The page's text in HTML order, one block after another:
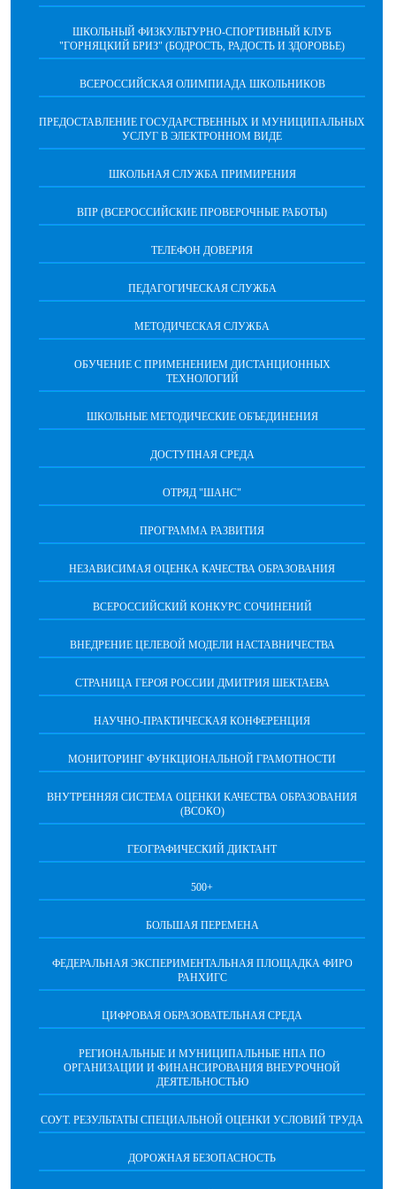
ШКОЛЬНЫЙ ФИЗКУЛЬТУРНО-СПОРТИВНЫЙ КЛУБ
"ГОРНЯЦКИЙ БРИЗ" (БОДРОСТЬ, РАДОСТЬ И ЗДОРОВЬЕ)
ВСЕРОССИЙСКАЯ ОЛИМПИАДА ШКОЛЬНИКОВ
ПРЕДОСТАВЛЕНИЕ ГОСУДАРСТВЕННЫХ И МУНИЦИПАЛЬНЫХ
УСЛУГ В ЭЛЕКТРОННОМ ВИДЕ
ШКОЛЬНАЯ СЛУЖБА ПРИМИРЕНИЯ
ВПР (ВСЕРОССИЙСКИЕ ПРОВЕРОЧНЫЕ РАБОТЫ)
ТЕЛЕФОН ДОВЕРИЯ
ПЕДАГОГИЧЕСКАЯ СЛУЖБА
МЕТОДИЧЕСКАЯ СЛУЖБА
ОБУЧЕНИЕ С ПРИМЕНЕНИЕМ ДИСТАНЦИОННЫХ
ТЕХНОЛОГИЙ
ШКОЛЬНЫЕ МЕТОДИЧЕСКИЕ ОБЪЕДИНЕНИЯ
ДОСТУПНАЯ СРЕДА
ОТРЯД "ШАНС"
ПРОГРАММА РАЗВИТИЯ
НЕЗАВИСИМАЯ ОЦЕНКА КАЧЕСТВА ОБРАЗОВАНИЯ
ВСЕРОССИЙСКИЙ КОНКУРС СОЧИНЕНИЙ
ВНЕДРЕНИЕ ЦЕЛЕВОЙ МОДЕЛИ НАСТАВНИЧЕСТВА
СТРАНИЦА ГЕРОЯ РОССИИ ДМИТРИЯ ШЕКТАЕВА
НАУЧНО-ПРАКТИЧЕСКАЯ КОНФЕРЕНЦИЯ
МОНИТОРИНГ ФУНКЦИОНАЛЬНОЙ ГРАМОТНОСТИ
ВНУТРЕННЯЯ СИСТЕМА ОЦЕНКИ КАЧЕСТВА ОБРАЗОВАНИЯ
(ВСОКО)
ГЕОГРАФИЧЕСКИЙ ДИКТАНТ
500+
БОЛЬШАЯ ПЕРЕМЕНА
ФЕДЕРАЛЬНАЯ ЭКСПЕРИМЕНТАЛЬНАЯ ПЛОЩАДКА ФИРО
РАНХИГС
ЦИФРОВАЯ ОБРАЗОВАТЕЛЬНАЯ СРЕДА
РЕГИОНАЛЬНЫЕ И МУНИЦИПАЛЬНЫЕ НПА ПО
ОРГАНИЗАЦИИ И ФИНАНСИРОВАНИЯ ВНЕУРОЧНОЙ
ДЕЯТЕЛЬНОСТЬЮ
СОУТ. РЕЗУЛЬТАТЫ СПЕЦИАЛЬНОЙ ОЦЕНКИ УСЛОВИЙ ТРУДА
ДОРОЖНАЯ БЕЗОПАСНОСТЬ